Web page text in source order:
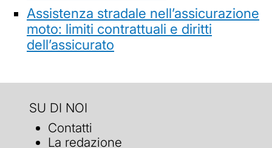
Assistenza stradale nell’assicurazione
moto: limiti contrattuali e diritti
dell’assicurato
SU DI NOI
Contatti
La redazione